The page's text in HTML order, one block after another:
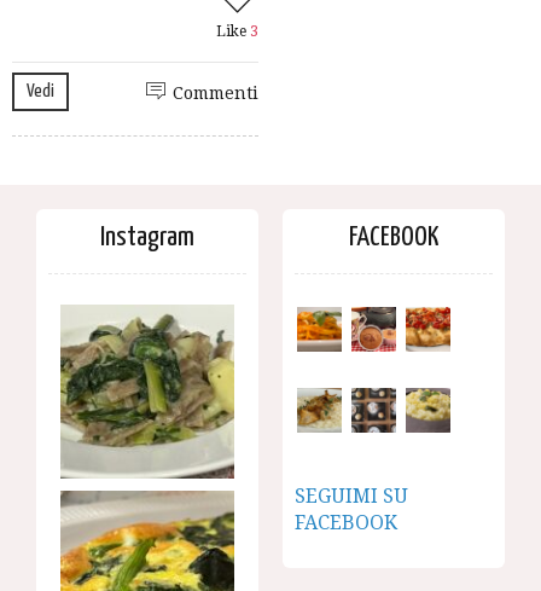
Like 3
Vedi Commenti
Instagram FACEBOOK
SEGUIMI SU
FACEBOOK